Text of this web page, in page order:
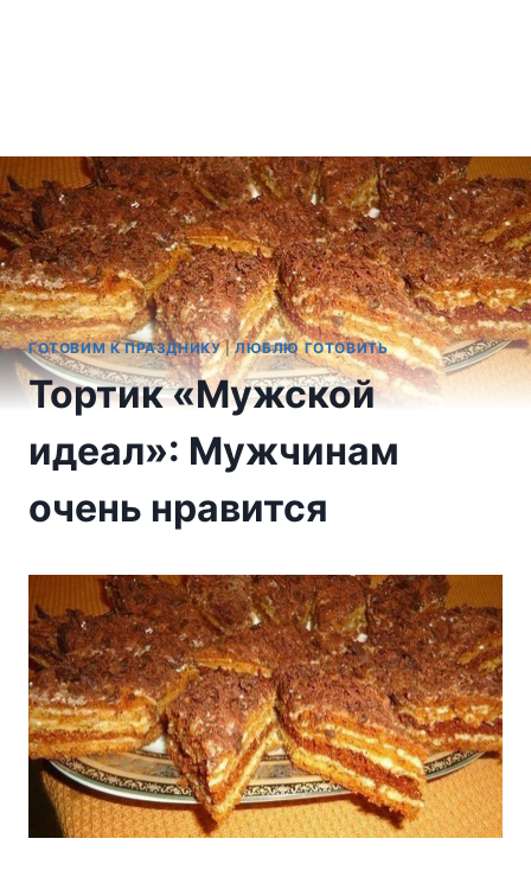
ГОТОВИМ К ПРАЗДНИКУ|ЛЮБЛЮ ГОТОВИТЬ
Тортик «Мужской
идеал»: Мужчинам
очень нравится